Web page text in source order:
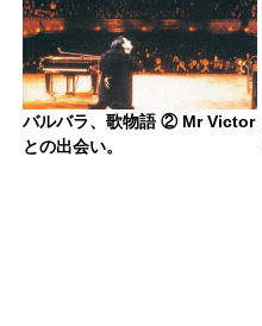
バルバラ、歌物語 ② Mr Victor
との出会い。